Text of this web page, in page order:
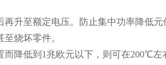
升至额定电压。防止集中功率降低元
烧坏零件。
降低到1兆欧元以下，则可在200℃